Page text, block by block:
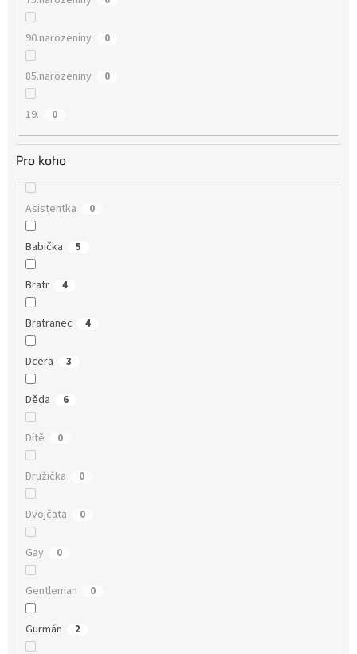
90.narozeniny 0
85.narozeniny 0
19. 0
Pro koho
Asistentka 0
Babička 5
Bratr 4
Bratranec 4
Dcera 3
Děda 6
Dítě 0
Družička 0
Dvojčata 0
Gay 0
Gentleman 0
Gurmán 2